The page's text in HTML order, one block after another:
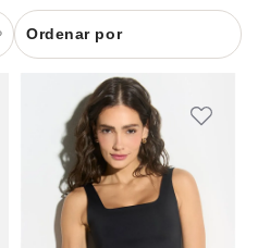
Ordenar por
8
9 sutiã renda